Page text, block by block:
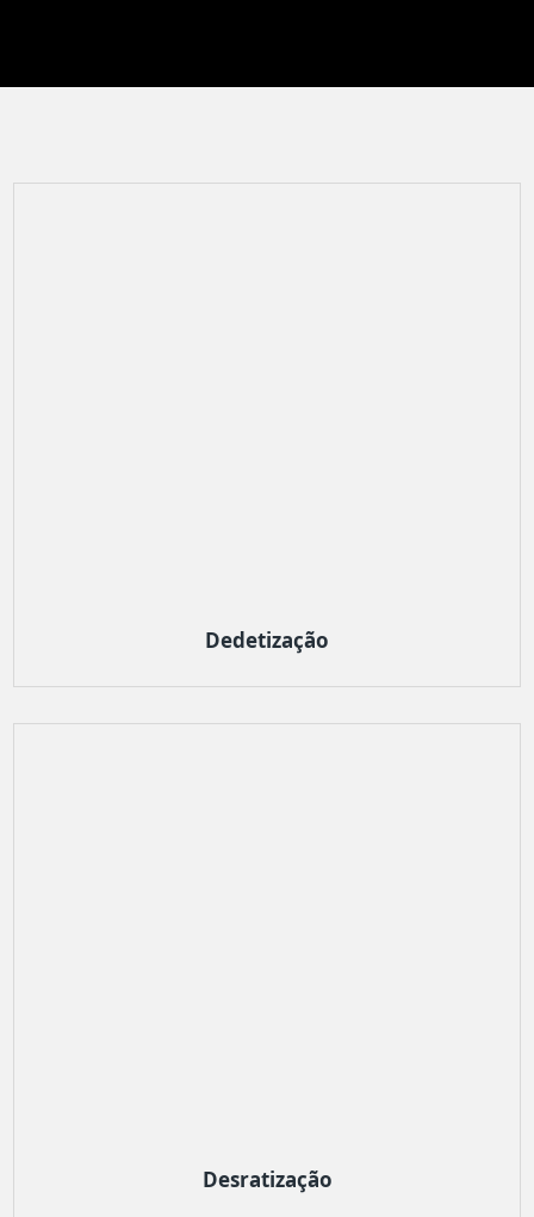
Dedetização
Desratização